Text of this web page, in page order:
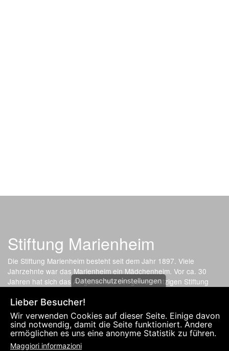
Stiftung Marienheim
Die Stiftung Marienheim besteht seit dem Jahr 1897. Viele
Jahrzehnte war das Marienheim ein Mädchenheim. Vor ca. 30
Jahren hat sich das Aufgabenfeld der gemeinnützigen Stiftung
Wohnmöglichkeit für Angehörige, Lernhilfe für Kinder und
Kleinwohnungen für Studenten an.
Fußzeilenmenü
INFORMATIVA SULLA PRIVACY E IMPRONTA
Datenschutzeinstellungen
Lieber Besucher!
Wir verwenden Cookies auf dieser Seite. Einige davon
sind notwendig, damit die Seite funktioniert. Andere
ermöglichen es uns eine anonyme Statistik zu führen.
Maggiori informazioni